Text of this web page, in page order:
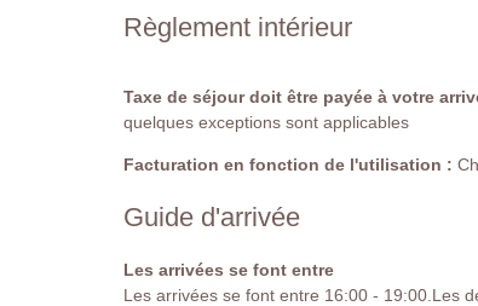
Règlement intérieur
Taxe de séjour doit être payée à votre
quelques exceptions sont applicables
Facturation en fonction de l'utilisation :
Guide d'arrivée
Les arrivées se font entre
Les arrivées se font entre 16:00 - 19:00.Les